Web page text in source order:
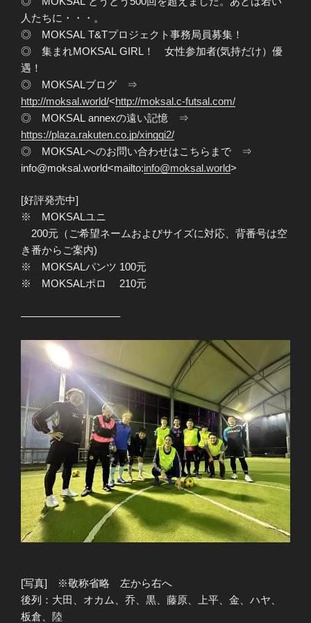
人たちに・・・。
◎ MOKSAL T&Tプロジェクト事務局員募集！
◎ 集まれMOKSAL GIRL！ 女性参加者(気持だけ）優
遇！
◎ MOKSALブログ ⇒
http://moksal.world/<http://moksal.c-futsal.com/
◎ MOKSAL annexの遠い記憶 ⇒
https://plaza.rakuten.co.jp/xingqi2/
◎ MOKSALへのお問い合わせはこちらまで ⇒
info@moksal.world<mailto:info@moksal.world>
[好評発売中]
※ MOKSALユニ
200元（ご希望ネームおよびサイズに対応、背番号は空
き番からご案内)
※ MOKSALパンツ 100元
※ MOKSALポロ 210元
—————————–
[写真] ※敬称省略 左から右へ
後列：大田、オカム、乔、黒、藤原、上平、金、ハヤ、
板倉、陸